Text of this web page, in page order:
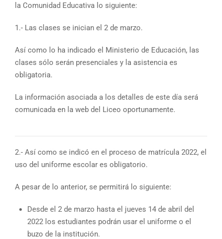
la Comunidad Educativa lo siguiente:
1.- Las clases se inician el 2 de marzo.
Así como lo ha indicado el Ministerio de Educación, las
clases sólo serán presenciales y la asistencia es
obligatoria.
La información asociada a los detalles de este día será
comunicada en la web del Liceo oportunamente.
2.- Así como se indicó en el proceso de matrícula 2022, el
uso del uniforme escolar es obligatorio.
A pesar de lo anterior, se permitirá lo siguiente:
Desde el 2 de marzo hasta el jueves 14 de abril del
2022 los estudiantes podrán usar el uniforme o el
buzo de la institución.